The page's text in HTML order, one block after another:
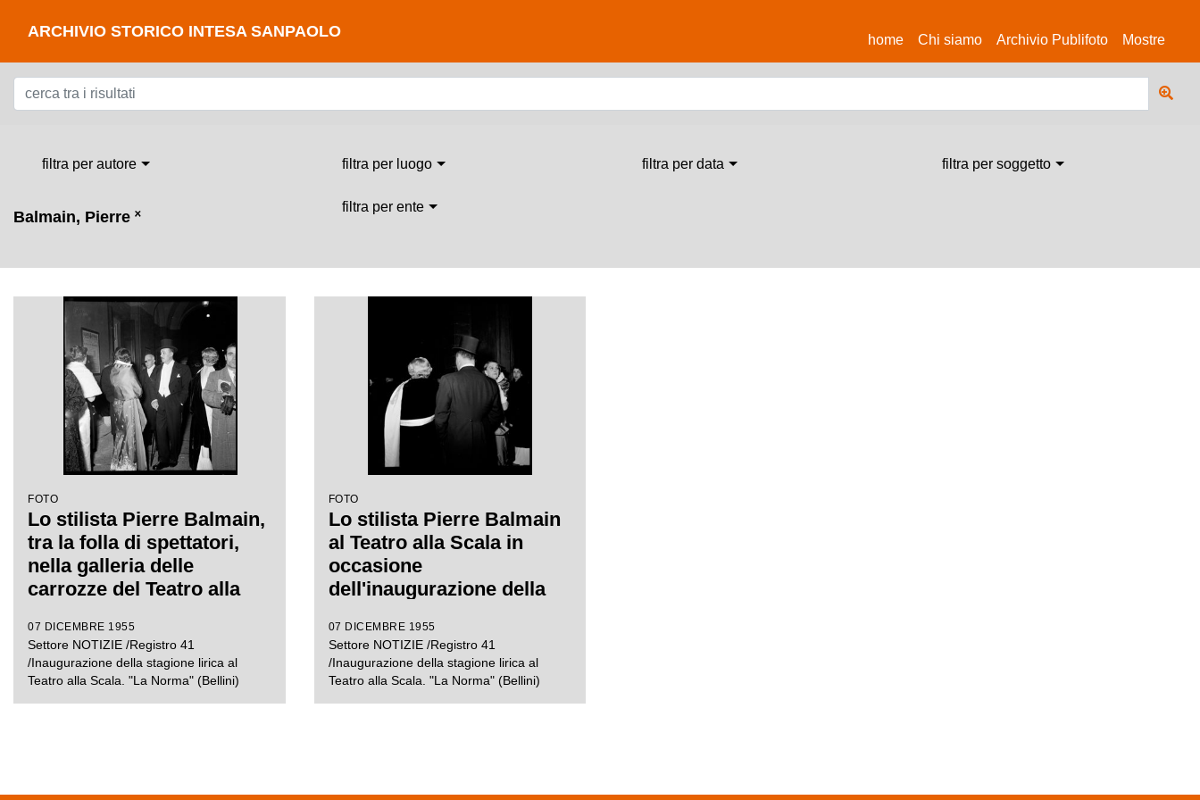
ARCHIVIO STORICO INTESA SANPAOLO home(current)
Chi siamo Archivio Publifoto Mostre
filtra per autore filtra per luogo filtra per data filtra per soggetto
Balmain, Pierre ˟
filtra per ente
FOTO
Lo stilista Pierre Balmain,
tra la folla di spettatori,
nella galleria delle
carrozze del Teatro alla
dell'inaugurazione della
stagione lirica 1955-1956
con l'opera "Norma" di
Vincenzo Bellini, diretta
07 DICEMBRE 1955
Settore NOTIZIE /Registro 41
/Inaugurazione della stagione lirica al
Teatro alla Scala. "La Norma" (Bellini)
FOTO
Lo stilista Pierre Balmain
al Teatro alla Scala in
occasione
dell'inaugurazione della
con l'opera "Norma" di
Vincenzo Bellini, diretta
da Antonino Votto con la
regia di Margherita
07 DICEMBRE 1955
Settore NOTIZIE /Registro 41
/Inaugurazione della stagione lirica al
Teatro alla Scala. "La Norma" (Bellini)